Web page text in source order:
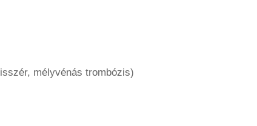
mélyvénás trombózis)